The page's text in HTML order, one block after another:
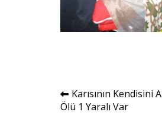
Yazı
gezinmesi
Karısının Kendisini
Ölü 1 Yaralı Var